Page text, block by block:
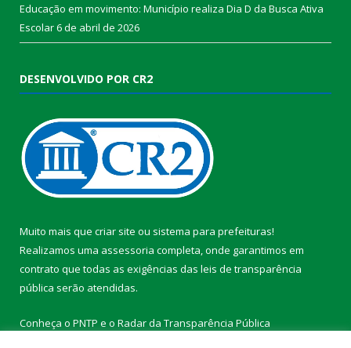
Educação em movimento: Município realiza Dia D da Busca Ativa
Escolar6 de abril de 2026
DESENVOLVIDO POR CR2
Muito mais que criar site ou sistema para prefeituras!
Realizamos uma assessoria completa, onde garantimos em
contrato que todas as exigências das leis de transparência
pública serão atendidas.
Conheça o PNTP e o Radar da Transparência Pública